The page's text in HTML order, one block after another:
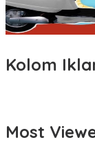
Kolom
Most